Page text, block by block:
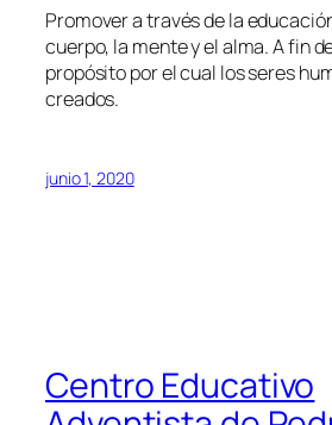
Promover a través de la
cuerpo, la mente y el alma. A fin
propósito por el cual los seres
creados.
junio 1, 2020
Centro Educativo